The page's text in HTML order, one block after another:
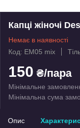
Капці жіночі
Немає в наявності
Код: EM05 mix
150 ₴/пара
Мінімальне
Мінімальна сума
Опис